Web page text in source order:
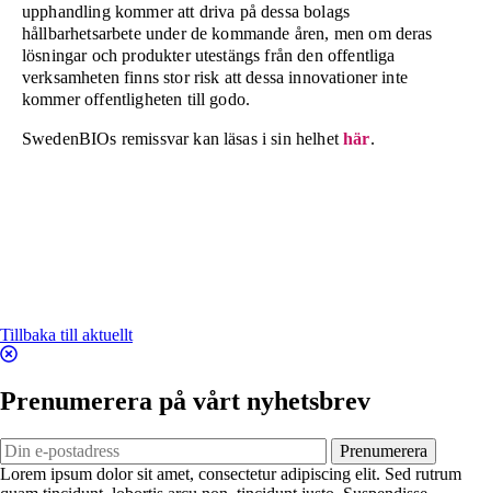
upphandling kommer att driva på dessa bolags
hållbarhetsarbete under de kommande åren, men om deras
lösningar och produkter utestängs från den offentliga
verksamheten finns stor risk att dessa innovationer inte
kommer offentligheten till godo.
SwedenBIOs remissvar kan läsas i sin helhethär.
Tillbaka till aktuellt
Prenumerera på vårt nyhetsbrev
Prenumerera
Lorem ipsum dolor sit amet, consectetur adipiscing elit. Sed rutrum